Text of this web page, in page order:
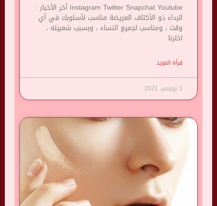
Instagram Twitter Snapchat Youtube آخر الأخبار :
الرداء ذو ​​الأكتاف العريضة مناسب لأسلوبك في أي
وقت ، ومناسب لجميع النساء ، وبسبب شعبيته ،
اخترنا
قرأة المزيد
1 نوفمبر، 2021